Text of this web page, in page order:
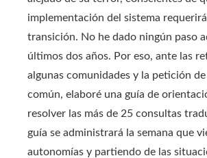
implementación del sistema
transición. No he dado ningún paso
últimos dos años. Por eso, ante las
algunas comunidades y la petición
común, elaboré una guía de
resolver las más de 25 consultas
guía se administrará la semana que
autonomías y partiendo de las